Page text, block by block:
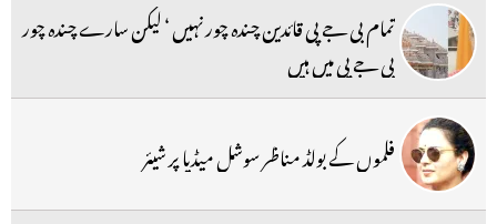
تمام بی جے پی قائدین چندہ چور نہیں ‘ لیکن سارے چندہ چور
بی جے پی میں ہیں
فلموں کے بولڈ مناظر سوشل میڈیا پر شیئر